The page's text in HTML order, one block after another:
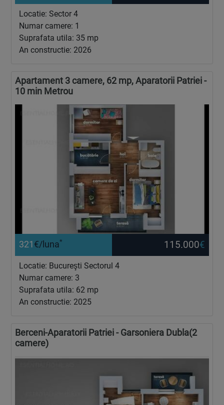
Locatie: Sector 4
Numar camere: 1
Suprafata utila: 35 mp
An constructie: 2026
Apartament 3 camere, 62 mp, Aparatorii Patriei -
10 min Metrou
321 €/luna* 115.000€
Locatie: Bucureşti Sectorul 4
Numar camere: 3
Suprafata utila: 62 mp
An constructie: 2025
Berceni-Aparatorii Patriei - Garsoniera Dubla(2
camere)